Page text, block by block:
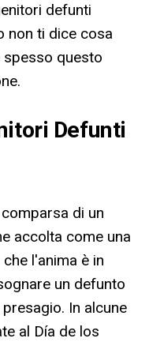
defunti
non ti dice cosa
spesso questo
Defunti
di un
accolta come una
l'anima è in
un defunto
In alcune
al Día de los